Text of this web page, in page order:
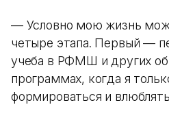
— Условно мою жизнь
четыре этапа. Первый —
учеба в РФМШ и других
программах, когда я
формироваться и